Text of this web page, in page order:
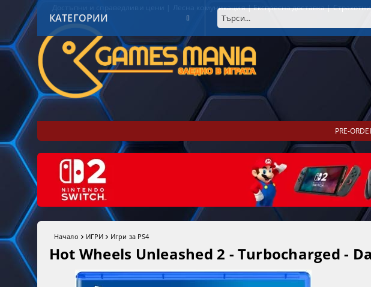
Достъпни и справедливи цени | Лесна комуникация | Експресна доставка |
КАТЕГОРИИ
PRE-
Начало ИГРИ Игри за PS4
Hot Wheels Unleashed 2 - Turbocharged -